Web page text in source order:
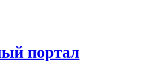
портал